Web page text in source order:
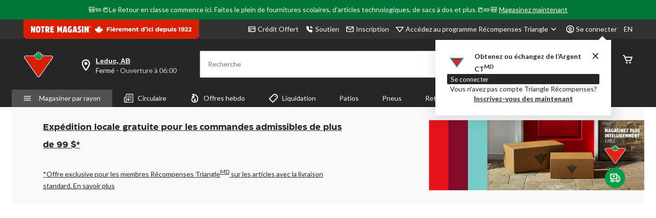
🎒✏️📒Le Retour en classe commence ici. Faites le plein de fournitures scolaires, d'articles technologiques, de sacs à dos et plus.📒✏️🎒Magasinez maintenant
Crédit Offert Soutien Inscription Accédez au programme Récompenses Triangle Se connecter
Obtenez ou échangez de l’Argent
CTMD
Se connecter
Vous n’avez pas compte Triangle Récompenses?
Inscrivez-vous des maintenant
EN
votre
est
Leduc,
AB,
Fermé,
Ouverture
à
pour
changer
Leduc, AB
Fermé ⋅ Ouverture à 06:00 Recherche
État de
Magasiner par rayon Circulaire Offres hebdo Liquidation Patios Pneus Retour en Classe Party City Centre-auto
Expédition locale gratuite pour les commandes admissibles de plus
de 99 $*
*Offre exclusive pour les membres Récompenses TriangleMD sur les articles avec la livraison
standard.En savoir plus